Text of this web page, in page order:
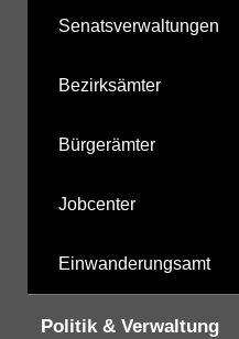
Senatsverwaltungen
Bezirksämter
Bürgerämter
Jobcenter
Einwanderungsamt
Politik & Verwaltung